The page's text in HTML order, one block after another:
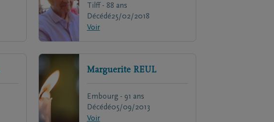
Tilff - 88 ans
Décédé25/02/2018
Voir
Marguerite REUL
Embourg - 91 ans
Décédé05/09/2013
Voir